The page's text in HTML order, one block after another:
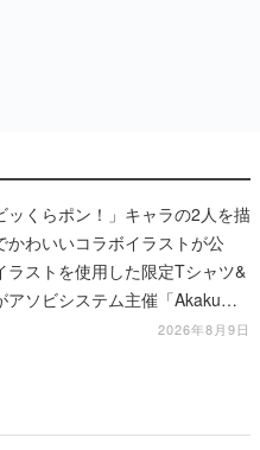
ッくらポン！」キャラの2人を描
かわいいコラボイラストが公
ラストを使用した限定Tシャツ&
アソビシステム主催「Akaku
2026年8月9日